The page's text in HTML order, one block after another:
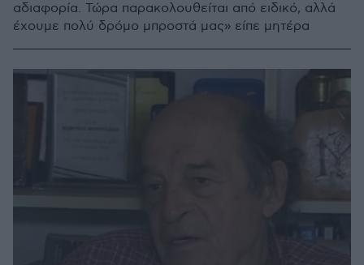
αδιαφορία. Τώρα παρακολουθείται από ειδικό, αλλά
έχουμε πολύ δρόμο μπροστά μας» είπε μητέρα